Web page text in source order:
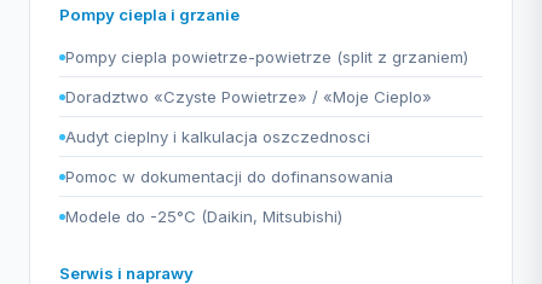
Pompy ciepla i grzanie
Pompy ciepla powietrze-powietrze (split z grzaniem)
Doradztwo «Czyste Powietrze» / «Moje Cieplo»
Audyt cieplny i kalkulacja oszczednosci
Pomoc w dokumentacji do dofinansowania
Modele do -25°C (Daikin, Mitsubishi)
Serwis i naprawy